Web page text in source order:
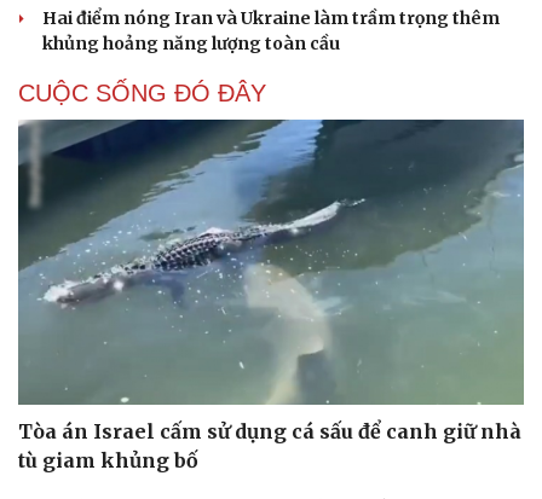
Du lịch
Tư vấn
Săn Tour
check-in
Podcast
Cửa sổ tình yêu
Kể chuyện cho bé
Hai điểm nóng Iran và Ukraine làm trầm trọng thêm
khủng hoảng năng lượng toàn cầu
CUỘC SỐNG ĐÓ ĐÂY
Tòa án Israel cấm sử dụng cá sấu để canh giữ nhà
tù giam khủng bố